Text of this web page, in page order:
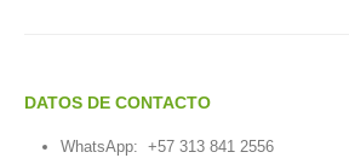
DATOS DE CONTACTO
WhatsApp: +57 313 841 2556